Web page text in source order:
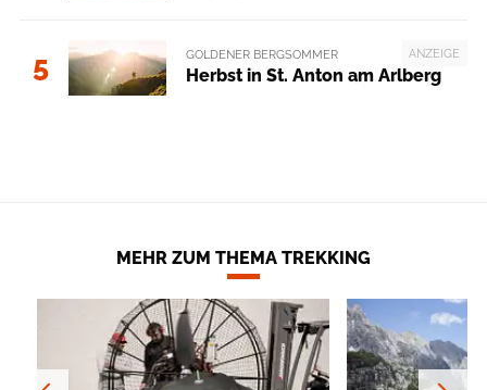
5 ANZEIGE
GOLDENER BERGSOMMER
Herbst in St. Anton am Arlberg
MEHR ZUM THEMA TREKKING